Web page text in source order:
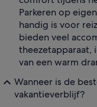
Parkeren op
handig is voor
bieden veel
theezetapparaat,
van een warm
Wanneer is de
vakantieverblijf?